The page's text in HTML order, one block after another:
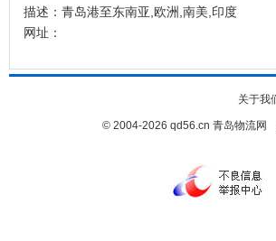
描述：青岛港至东南亚,欧洲,南美,印度
网址：
关于我
© 2004-2026 qd56.cn 青岛物流网